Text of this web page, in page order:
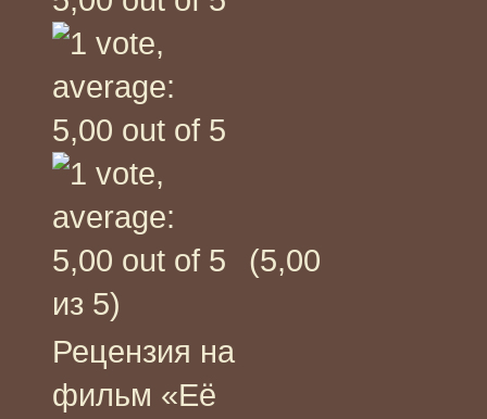
(5,00
из 5)
Рецензия на
фильм «Её